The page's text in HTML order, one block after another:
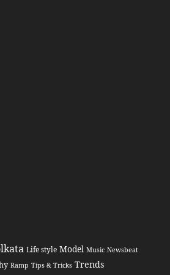
Life style Model Music Newsbeat
Ramp Tips & Tricks Trends